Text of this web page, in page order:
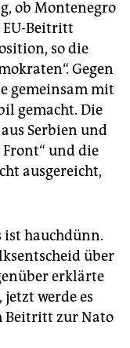
ob Montenegro
Beitritt
so die
Gegen
gemeinsam mit
gemacht. Die
Serbien und
und die
ausgereicht,
ist hauchdünn.
über
erklärte
werde es
Beitritt zur Nato